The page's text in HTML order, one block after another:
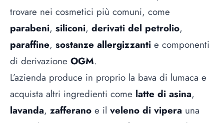
trovare nei cosmetici più comuni, come
parabeni, siliconi, derivati del petrolio,
paraffine, sostanze allergizzanti e componenti
di derivazione OGM.
L’azienda produce in proprio la bava di lumaca e
acquista altri ingredienti come latte di asina,
lavanda, zafferano e il veleno di vipera una